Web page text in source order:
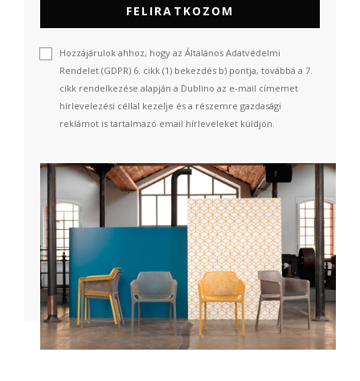
FELIRATKOZOM
Hozzájárulok ahhoz, hogy az Általános Adatvédelmi
Rendelet (GDPR) 6. cikk (1) bekezdés b) pontja, továbbá a 7.
cikk rendelkezése alapján a Dublino az e-mail címemet
hírlevelezési céllal kezelje és a részemre gazdasági
reklámot is tartalmazó email hírleveleket küldjön.